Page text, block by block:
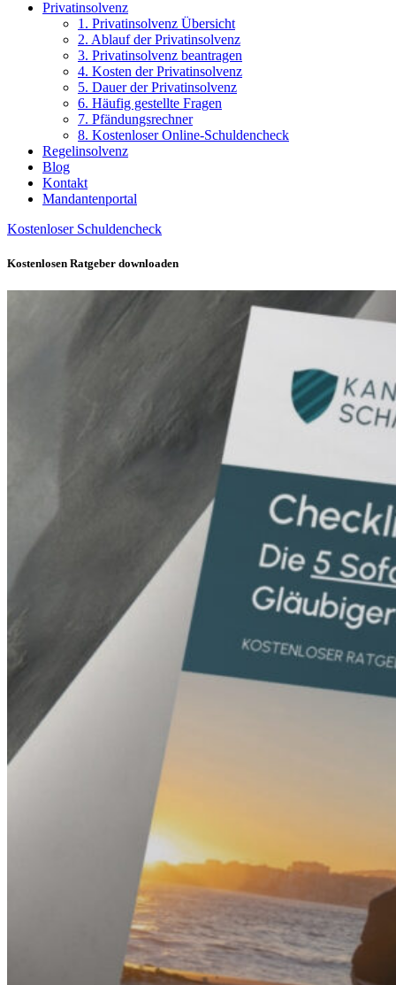
Privatinsolvenz
1. Privatinsolvenz Übersicht
2. Ablauf der Privatinsolvenz
3. Privatinsolvenz beantragen
4. Kosten der Privatinsolvenz
5. Dauer der Privatinsolvenz
6. Häufig gestellte Fragen
7. Pfändungsrechner
8. Kostenloser Online-Schuldencheck
Regelinsolvenz
Blog
Kontakt
Mandantenportal
Kostenloser Schuldencheck
Kostenlosen Ratgeber downloaden